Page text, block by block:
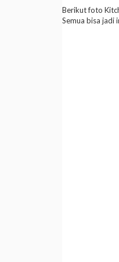
Berikut foto
Semua bisa jadi